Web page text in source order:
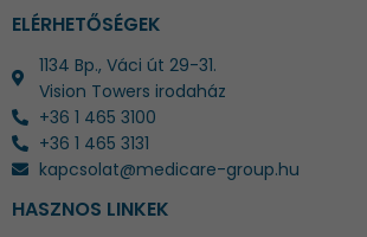
ELÉRHETŐSÉGEK
1134 Bp., Váci út 29-31.
Vision Towers irodaház
+36 1 465 3100
+36 1 465 3131
kapcsolat@medicare-group.hu
HASZNOS LINKEK